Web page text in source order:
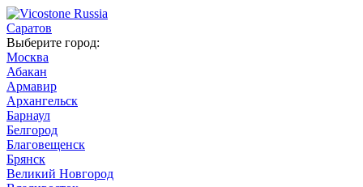
Саратов
Выберите город:
Москва
Абакан
Армавир
Архангельск
Барнаул
Белгород
Благовещенск
Брянск
Великий Новгород